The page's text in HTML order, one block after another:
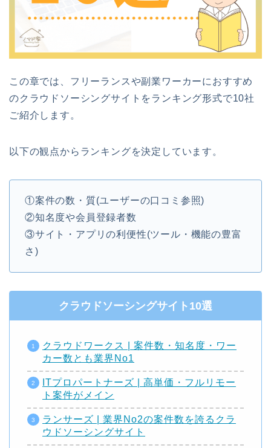
この章では、フリーランスや副業ワーカーにおすすめ
のクラウドソーシングサイトをランキング形式で10社
ご紹介します。
以下の観点からランキングを決定しています。
①案件の数・質(ユーザーの口コミ参照)
②知名度や会員登録者数
③サイト・アプリの利便性(ツール・機能の豊富
さ)
クラウドソーシングサイト10選
クラウドワークス | 案件数・知名度・ワー
カー数とも業界No1
ITプロパートナーズ | 高単価・フルリモー
ト案件がメイン
ランサーズ | 業界No2の案件数を誇るクラ
ウドソーシングサイト